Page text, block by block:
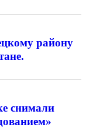
району
снимали